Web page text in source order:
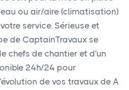
ou air/aire (climatisation)
service. Sérieuse et
de CaptainTravaux se
chefs de chantier et d'un
24h/24 pour
de vos travaux de A